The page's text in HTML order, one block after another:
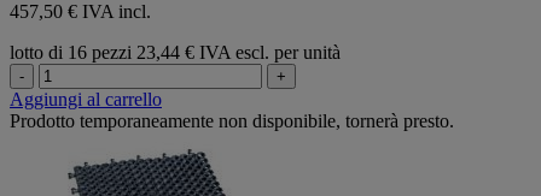
457,50 € IVA incl.
lotto di 16 pezzi 23,44 € IVA escl. per unità
- +
Aggiungi al carrello
Prodotto temporaneamente non disponibile, tornerà presto.